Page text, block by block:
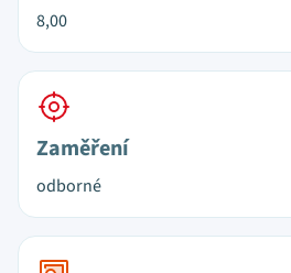
8,00
Zaměření
odborné